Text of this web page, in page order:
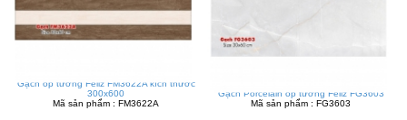
Gạch ốp tường Feliz FM3622A kích thước
300x600
Mã sản phẩm : FM3622A
Gạch Porcelain ốp tường Feliz FG3603
Mã sản phẩm : FG3603